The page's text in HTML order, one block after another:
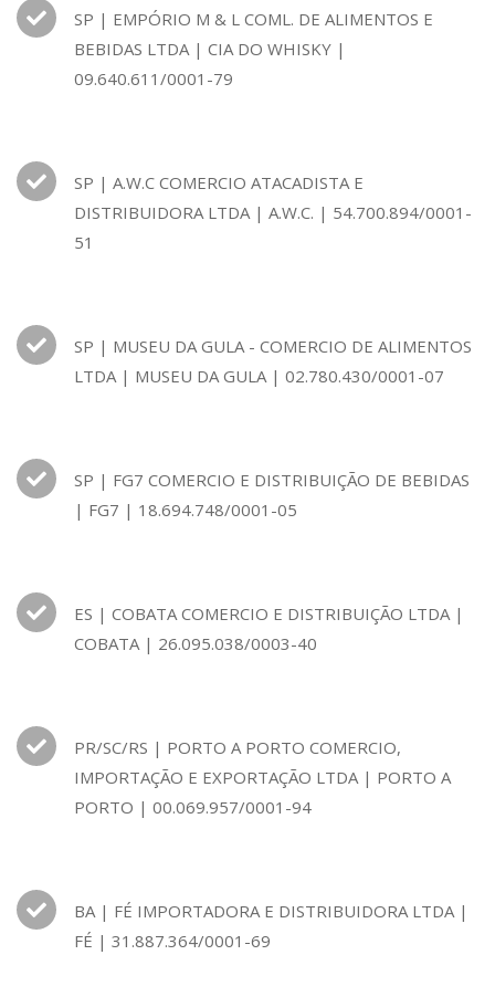
SP | EMPÓRIO M & L COML. DE ALIMENTOS E
BEBIDAS LTDA | CIA DO WHISKY |
09.640.611/0001-79
SP | A.W.C COMERCIO ATACADISTA E
DISTRIBUIDORA LTDA | A.W.C. | 54.700.894/0001-
51
SP | MUSEU DA GULA - COMERCIO DE ALIMENTOS
LTDA | MUSEU DA GULA | 02.780.430/0001-07
SP | FG7 COMERCIO E DISTRIBUIÇÃO DE BEBIDAS
| FG7 | 18.694.748/0001-05
ES | COBATA COMERCIO E DISTRIBUIÇÃO LTDA |
COBATA | 26.095.038/0003-40
PR/SC/RS | PORTO A PORTO COMERCIO,
IMPORTAÇÃO E EXPORTAÇÃO LTDA | PORTO A
PORTO | 00.069.957/0001-94
BA | FÉ IMPORTADORA E DISTRIBUIDORA LTDA |
FÉ | 31.887.364/0001-69